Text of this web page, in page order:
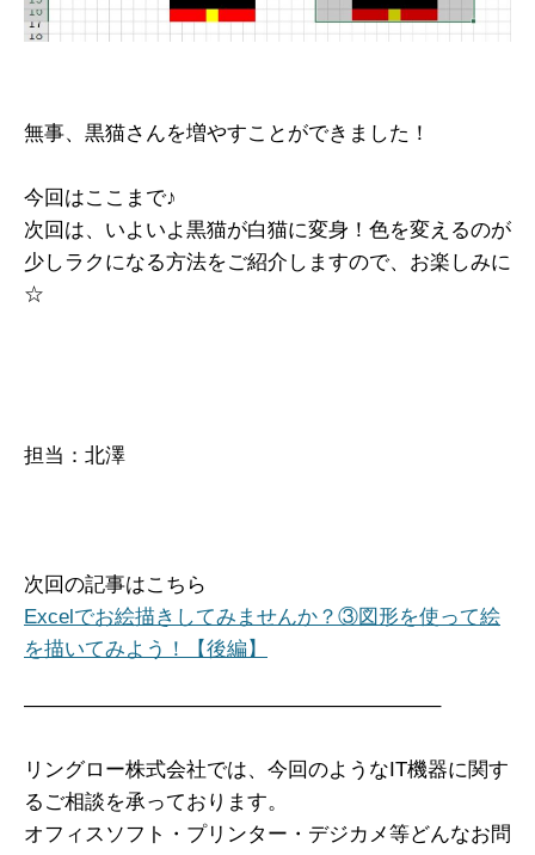
無事、黒猫さんを増やすことができました！
今回はここまで♪
次回は、いよいよ黒猫が白猫に変身！色を変えるのが
少しラクになる方法をご紹介しますので、お楽しみに
☆
担当：北澤
次回の記事はこちら
Excelでお絵描きしてみませんか？③図形を使って絵
を描いてみよう！【後編】
————————————————————–
リングロー株式会社では、今回のようなIT機器に関す
るご相談を承っております。
オフィスソフト・プリンター・デジカメ等どんなお問